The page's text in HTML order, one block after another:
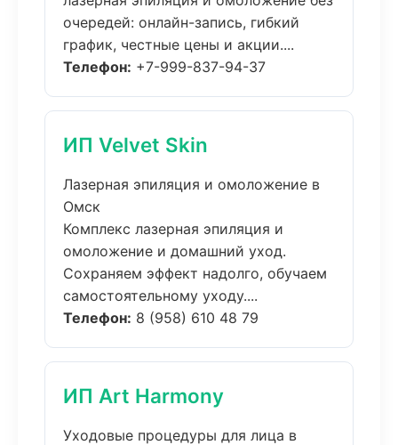
очередей: онлайн-запись, гибкий
график, честные цены и акции....
Телефон: +7-999-837-94-37
ИП Velvet Skin
Лазерная эпиляция и омоложение в
Омск
Комплекс лазерная эпиляция и
омоложение и домашний уход.
Сохраняем эффект надолго, обучаем
самостоятельному уходу....
Телефон: 8 (958) 610 48 79
ИП Art Harmony
Уходовые процедуры для лица в